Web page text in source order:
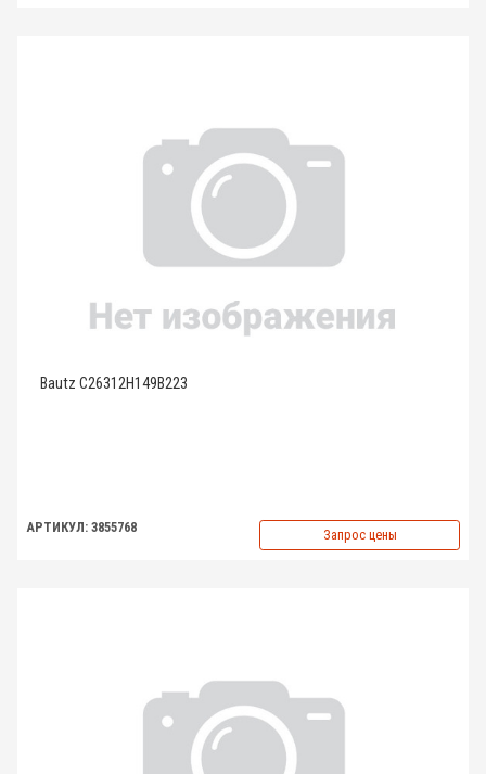
Bautz C26312H149B223
АРТИКУЛ: 3855768 Запрос цены